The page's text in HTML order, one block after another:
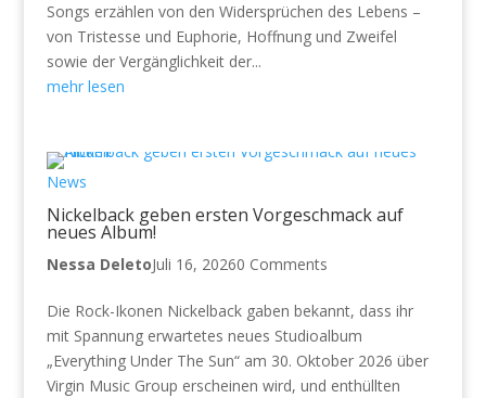
Songs erzählen von den Widersprüchen des Lebens –
von Tristesse und Euphorie, Hoffnung und Zweifel
sowie der Vergänglichkeit der...
mehr lesen
News
Nickelback geben ersten Vorgeschmack auf
neues Album!
Nessa DeletoJuli 16, 20260 Comments
Die Rock-Ikonen Nickelback gaben bekannt, dass ihr
mit Spannung erwartetes neues Studioalbum
„Everything Under The Sun“ am 30. Oktober 2026 über
Virgin Music Group erscheinen wird, und enthüllten